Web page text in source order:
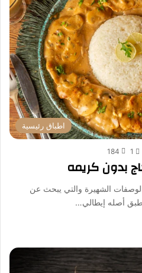
اطباق رئيسية
1
184
بدون كريمه
الشهيرة والتي يبحث عن
طبق أصله إيطالي…